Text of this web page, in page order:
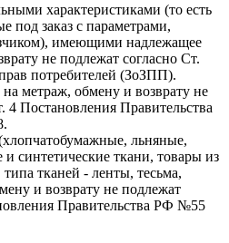
характеристиками (то есть
под заказ с параметрами,
имеющими надлежащее
не подлежат согласно Ст.
потребителей (ЗоЗПП).
метраж, обмену и возврату не
4 Постановления Правительства
льняные,
синтетические ткани, товары из
тканей - ленты, тесьма,
и возврату не подлежат
Правительства РФ №55